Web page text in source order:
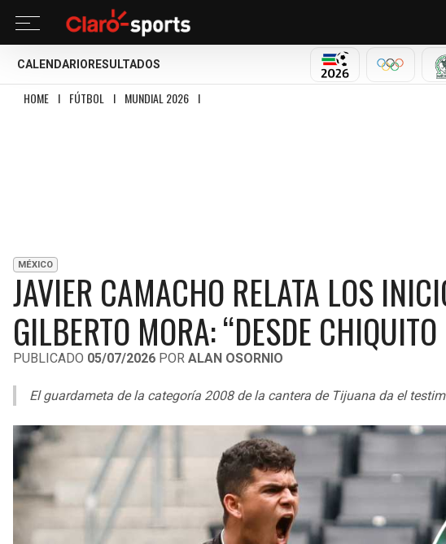
CALENDARIO RESULTADOS
MUNDIAL 2026
HOME I FÚTBOL I MUNDIAL 2026 I
MÉXICO
JAVIER CAMACHO RELATA LOS
GILBERTO MORA: “DESDE
PUBLICADO 05/07/2026 POR ALAN OSORNIO
El guardameta de la categoría 2008 de la cantera de Tijuana da el